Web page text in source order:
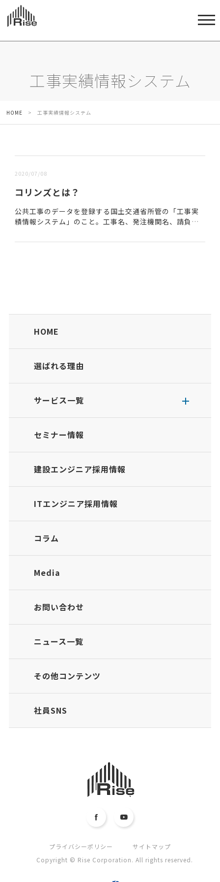
工事実績情報システム
HOME > 工事実績情報システム
2020/07/08
コリンズとは？
公共工事のデータを登録する国土交通省所管の「工事実
績情報システム」のこと。工事名、発注機関名、請負会
情報が登録される。官公庁が公共工事の入札などを行う...
HOME
選ばれる理由
サービス一覧
セミナー情報
建設エンジニア採用情報
ITエンジニア採用情報
コラム
Media
お問い合わせ
ニュース一覧
その他コンテンツ
社員SNS
プライバシーポリシー
サイトマップ
Copyright © Rise Corporation. All rights reserved.